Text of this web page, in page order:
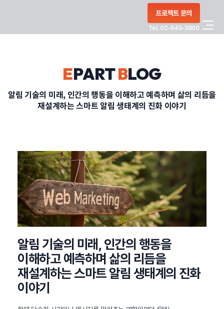
프로젝트 문의
Tel. 02-545-3800
PORTFOLIO
CONTACT
정부지원사업
EPARTBLOG
알림 기술의 미래, 인간의 행동을 이해하고 예측하며 삶의 리듬을
재설계하는 스마트 알림 생태계의 진화 이야기
알림 기술의 미래, 인간의 행동을
이해하고 예측하며 삶의 리듬을
재설계하는 스마트 알림 생태계의 진화
이야기